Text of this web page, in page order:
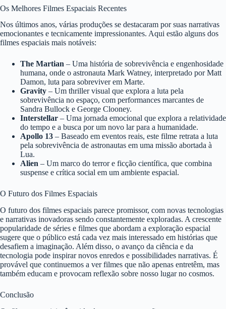
Os Melhores Filmes Espaciais Recentes
Nos últimos anos, várias produções se destacaram por suas narrativas
emocionantes e tecnicamente impressionantes. Aqui estão alguns dos
filmes espaciais mais notáveis:
The Martian – Uma história de sobrevivência e engenhosidade
humana, onde o astronauta Mark Watney, interpretado por Matt
Damon, luta para sobreviver em Marte.
Gravity – Um thriller visual que explora a luta pela
sobrevivência no espaço, com performances marcantes de
Sandra Bullock e George Clooney.
Interstellar – Uma jornada emocional que explora a relatividade
do tempo e a busca por um novo lar para a humanidade.
Apollo 13 – Baseado em eventos reais, este filme retrata a luta
pela sobrevivência de astronautas em uma missão abortada à
Lua.
Alien – Um marco do terror e ficção científica, que combina
suspense e crítica social em um ambiente espacial.
O Futuro dos Filmes Espaciais
O futuro dos filmes espaciais parece promissor, com novas tecnologias
e narrativas inovadoras sendo constantemente exploradas. A crescente
popularidade de séries e filmes que abordam a exploração espacial
sugere que o público está cada vez mais interessado em histórias que
desafiem a imaginação. Além disso, o avanço da ciência e da
tecnologia pode inspirar novos enredos e possibilidades narrativas. É
provável que continuemos a ver filmes que não apenas entretêm, mas
também educam e provocam reflexão sobre nosso lugar no cosmos.
Conclusão